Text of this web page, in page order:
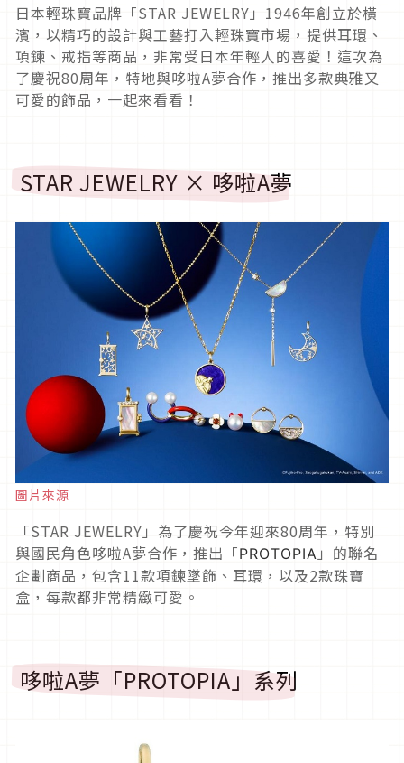
日本輕珠寶品牌「STAR JEWELRY」1946年創立於橫
濱，以精巧的設計與工藝打入輕珠寶市場，提供耳環、
項鍊、戒指等商品，非常受日本年輕人的喜愛！這次為
了慶祝80周年，特地與哆啦A夢合作，推出多款典雅又
可愛的飾品，一起來看看！
STAR JEWELRY × 哆啦A夢
圖片來源
「STAR JEWELRY」為了慶祝今年迎來80周年，特別
與國民角色哆啦A夢合作，推出「PROTOPIA 」的聯名
企劃商品，包含11款項鍊墜飾、耳環，以及2款珠寶
盒，每款都非常精緻可愛。
哆啦A夢「PROTOPIA」系列